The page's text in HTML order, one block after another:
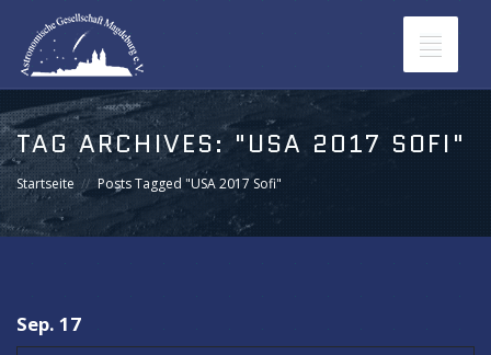
Toggle
TAG ARCHIVES: "USA 2017 SOFI"
Startseite Posts Tagged "USA 2017 Sofi"
Sep. 17